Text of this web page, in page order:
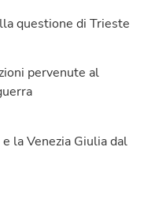
questione di Trieste
pervenute al
la Venezia Giulia dal